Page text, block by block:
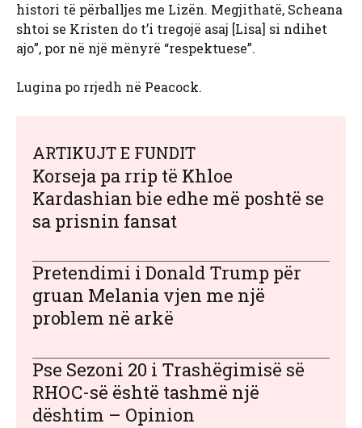
histori të përballjes me Lizën. Megjithatë, Scheana
shtoi se Kristen do t’i tregojë asaj [Lisa] si ndihet
ajo”, por në një mënyrë “respektuese”.
Lugina po rrjedh në Peacock.
ARTIKUJT E FUNDIT
Korseja pa rrip të Khloe
Kardashian bie edhe më poshtë se
sa prisnin fansat
Pretendimi i Donald Trump për
gruan Melania vjen me një
problem në arkë
Pse Sezoni 20 i Trashëgimisë së
RHOC-së është tashmë një
dështim – Opinion